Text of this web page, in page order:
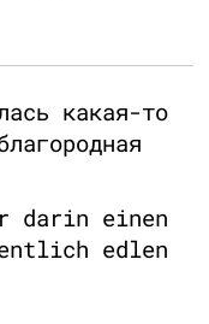
какая-то
darin einen
edlen